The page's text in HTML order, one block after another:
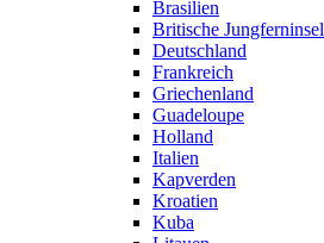
Brasilien
Britische
Deutschland
Frankreich
Griechenland
Guadeloupe
Holland
Italien
Kapverden
Kroatien
Kuba